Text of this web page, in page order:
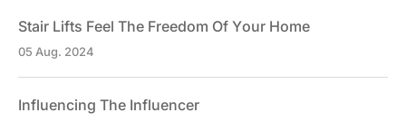
Stair Lifts Feel The Freedom Of Your Home
05 Aug. 2024
Influencing The Influencer